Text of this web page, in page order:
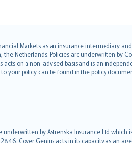
Markets as an insurance intermediary
Netherlands. Policies are underwritten by
on a non-advised basis and is an
your policy can be found in the policy
by Astrenska Insurance Ltd which
Cover Genius acts in its capacity as an